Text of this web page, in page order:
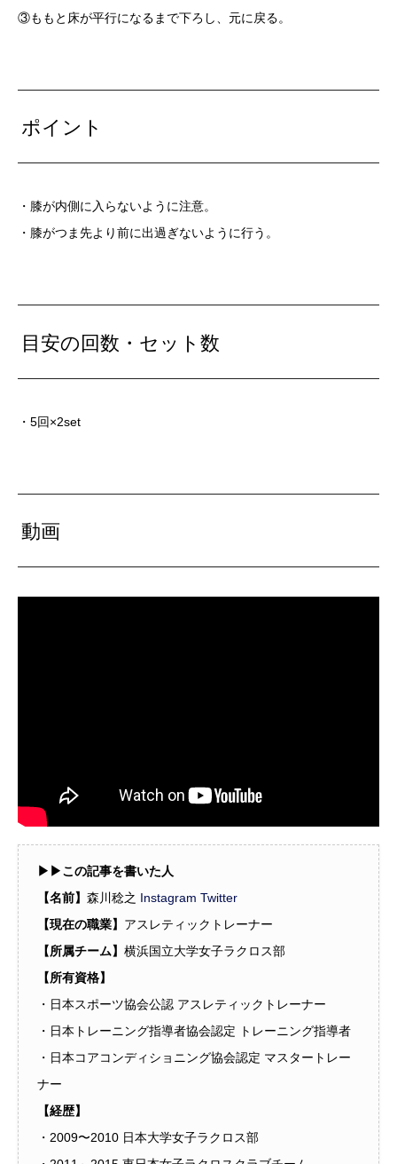
③ももと床が平行になるまで下ろし、元に戻る。
ポイント
・膝が内側に入らないように注意。
・膝がつま先より前に出過ぎないように行う。
目安の回数・セット数
・5回×2set
動画
▶︎▶︎この記事を書いた人
【名前】 森川稔之 Instagram Twitter
【現在の職業】 アスレティックトレーナー
【所属チーム】 横浜国立大学女子ラクロス部
【所有資格】
・日本スポーツ協会公認 アスレティックトレーナー
・日本トレーニング指導者協会認定 トレーニング指導者
・日本コアコンディショニング協会認定 マスタートレー
ナー
【経歴】
・2009〜2010 日本大学女子ラクロス部